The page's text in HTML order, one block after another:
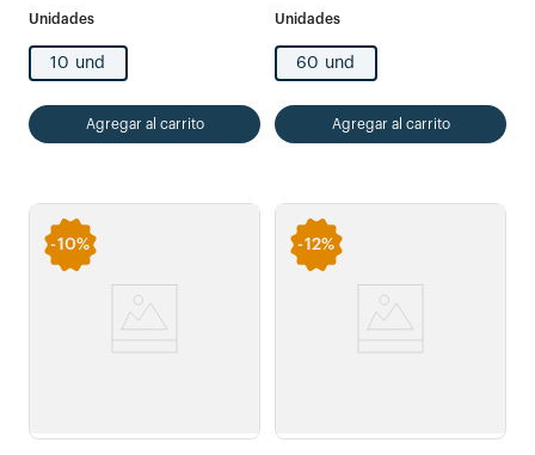
10 und
Agregar al carrito
60 und
Agregar al carrito
-10% -12%